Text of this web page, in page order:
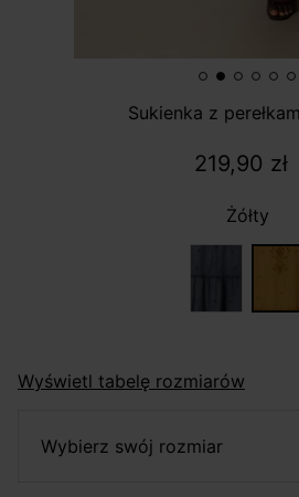
Sukienka z
219,90 zł
Żółty
Wyświetl tabelę rozmiarów
wybierz swój rozmiar